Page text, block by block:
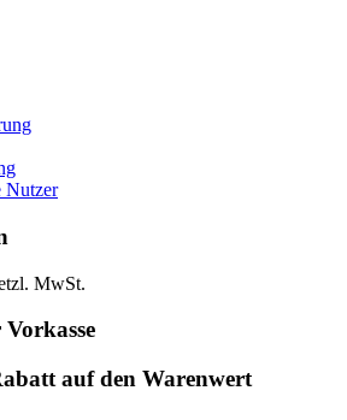
Nutzer
MwSt.
auf den Warenwert